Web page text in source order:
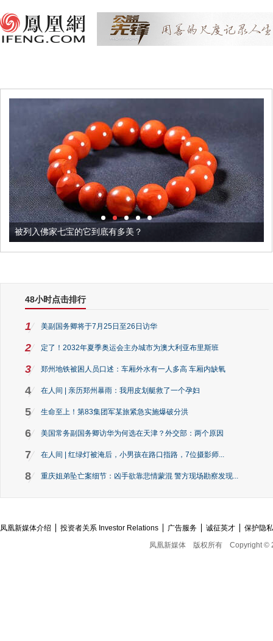
被列入佛家七宝的它到底有多美？
48小时点击排行
1 美副国务卿将于7月25日至26日访华
2 定了！2032年夏季奥运会主办城市为澳大利亚布里斯班
3 郑州地铁被困人员口述：车厢外水有一人多高 车厢内缺氧
4 在人间 | 亲历郑州暴雨：我用皮划艇救了一个孕妇
5 生命至上！第83集团军某旅紧急实施爆破分洪
6 美国常务副国务卿访华为何选在天津？外交部：两个原因
7 在人间 | 红绿灯被淹后，小男孩在路口指路，7位摄影师...
8 重庆姐弟坠亡案细节：凶手欲靠悲情蒙混 警方现场勘察发现...
凤凰新媒体介绍 投资者关系 Investor Relations 广告服务 诚征英才
保护隐
凤凰新媒体
版权所有 Copyright ©